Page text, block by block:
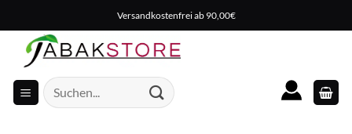
Inhalt
springen
Versandkostenfrei ab 90,00€
Suche
nach: